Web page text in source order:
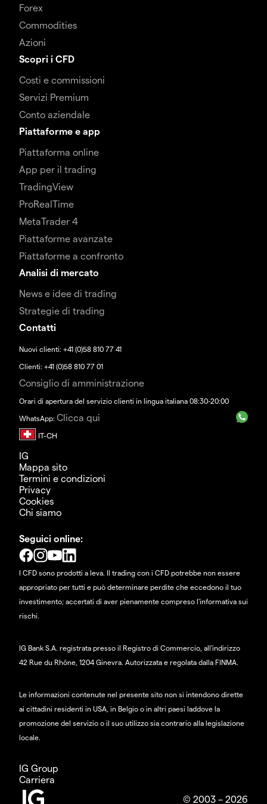
Forex
Commodities
Azioni
Scopri i CFD
Costi e commissioni
Servizi Premium
Conto aziendale
Piattaforme e app
Piattaforma online
App per il trading
TradingView
ProRealTime
MetaTrader 4
Piattaforme avanzate
Piattaforme a confronto
Analisi di mercato
News e idee di trading
Strategie di trading
Contatti
Nuovi clienti: +41 (0)58 810 77 41
Clienti: +41 (0)58 810 77 01
Consiglio di amministrazione
Orari di apertura del servizio clienti in lingua italiana 08:30-20:00
WhatsApp: Clicca qui
IG
Mappa sito
Termini e condizioni
Privacy
Cookies
Chi siamo
Seguici online:
I CFD sono prodotti a leva. Il trading con i CFD potrebbe non essere
appropriato per tutti e può determinare perdite che eccedono il tuo
investimento; accertati di aver pienamente compreso l'informativa sui
rischi.
IG Bank S.A. registrata presso il Registro di Commercio, all'indirizzo
42 Rue du Rhône, 1204 Ginevra. Autorizzata e regolata dalla FINMA.
Le informazioni contenute nel presente sito non si intendono dirette
ai cittadini residenti in USA, in Belgio o in altri paesi laddove la
promozione del servizio o il suo utilizzo sia contrario alla legislazione
locale.
IG Group
Carriera
© 2003 – 2026